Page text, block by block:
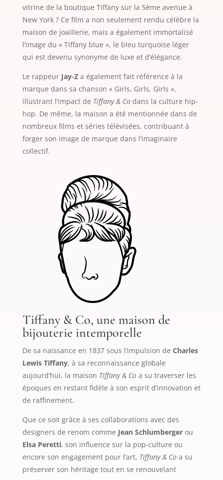
vitrine de la boutique Tiffany sur la 5ème avenue à
New York ? Ce film a non seulement rendu célèbre la
maison de joaillerie, mais a également immortalisé
l’image du « Tiffany blue », le bleu turquoise léger
qui est devenu synonyme de luxe et d’élégance.
Le rappeur Jay-Za également fait référence à la
marque dans sa chanson « Girls, Girls, Girls »,
illustrant l’impact de Tiffany & Codans la culture hip-
hop. De même, la maison a été mentionnée dans de
nombreux films et séries télévisées, contribuant à
forger son image de marque dans l’imaginaire
collectif.
Tiffany & Co, une maison de
bijouterie intemporelle
De sa naissance en 1837 sous l’impulsion de Charles
Lewis Tiffany, à sa reconnaissance globale
aujourd’hui, la maison Tiffany & Coa su traverser les
époques en restant fidèle à son esprit d’innovation et
de raffinement.
Que ce soit grâce à ses collaborations avec des
designers de renom comme Jean Schlumbergerou
Elsa Peretti, son influence sur la pop-culture ou
encore son engagement pour l’art, Tiffany & Coa su
préserver son héritage tout en se renouvelant